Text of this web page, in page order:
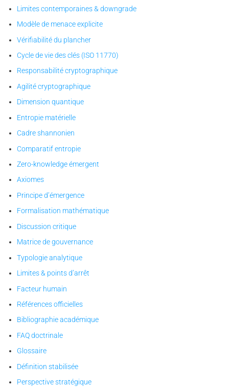
Limites contemporaines & downgrade
Modèle de menace explicite
Vérifiabilité du plancher
Cycle de vie des clés (ISO 11770)
Responsabilité cryptographique
Agilité cryptographique
Dimension quantique
Entropie matérielle
Cadre shannonien
Comparatif entropie
Zero-knowledge émergent
Axiomes
Principe d’émergence
Formalisation mathématique
Discussion critique
Matrice de gouvernance
Typologie analytique
Limites & points d’arrêt
Facteur humain
Références officielles
Bibliographie académique
FAQ doctrinale
Glossaire
Définition stabilisée
Perspective stratégique